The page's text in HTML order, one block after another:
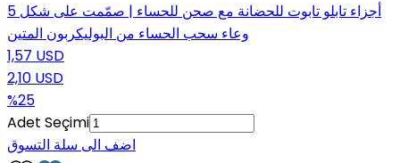
5 أجزاء تابلو تابوت للحضانة مع صحن للحساء | صمّمت على شكل
وعاء سحب الحساء من البوليكربون المتين
1,57 USD
2,10 USD
%25
Adet Seçimi
اضف الى سلة التسوق